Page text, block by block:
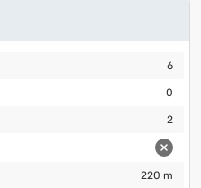
6
0
2
220 m